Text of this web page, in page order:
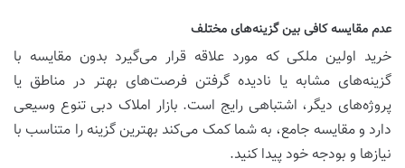
عدم مقایسه کافی بین گزینه‌های مختلف
خرید اولین ملکی که مورد علاقه قرار می‌گیرد بدون مقایسه با
گزینه‌های مشابه یا نادیده گرفتن فرصت‌های بهتر در مناطق یا
پروژه‌های دیگر، اشتباهی رایج است. بازار املاک دبی تنوع وسیعی
دارد و مقایسه جامع، به شما کمک می‌کند بهترین گزینه را متناسب با
نیازها و بودجه خود پیدا کنید.